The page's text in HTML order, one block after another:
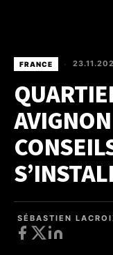
FRANCE •
SÉBASTIEN